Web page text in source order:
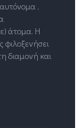
,
άτομα. Η
φιλοξενήσει
διαμονή και